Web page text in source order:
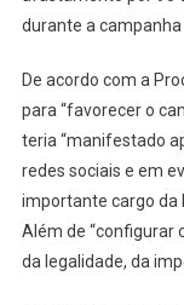
durante a
De acordo com a
para “favorecer o
teria “manifestado
redes sociais e em
importante cargo da
Além de “configurar
da legalidade, da